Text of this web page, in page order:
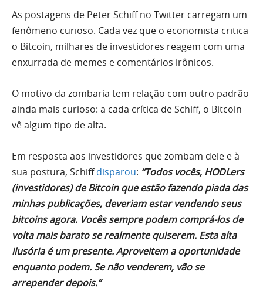
As postagens de Peter Schiff no Twitter carregam um
fenômeno curioso. Cada vez que o economista critica
o Bitcoin, milhares de investidores reagem com uma
enxurrada de memes e comentários irônicos.
O motivo da zombaria tem relação com outro padrão
ainda mais curioso: a cada crítica de Schiff, o Bitcoin
vê algum tipo de alta.
Em resposta aos investidores que zombam dele e à
sua postura, Schiffdisparou: “Todos vocês, HODLers
(investidores) de Bitcoin que estão fazendo piada das
minhas publicações, deveriam estar vendendo seus
bitcoins agora. Vocês sempre podem comprá-los de
volta mais barato se realmente quiserem. Esta alta
ilusória é um presente. Aproveitem a oportunidade
enquanto podem. Se não venderem, vão se
arrepender depois.”